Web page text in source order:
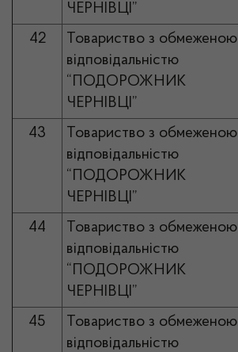
ЧЕРНІВЦІ”
42
Товариство з обмеженою
відповідальністю
“ПОДОРОЖНИК
ЧЕРНІВЦІ”
43
Товариство з обмеженою
відповідальністю
“ПОДОРОЖНИК
ЧЕРНІВЦІ”
44
Товариство з обмеженою
відповідальністю
“ПОДОРОЖНИК
ЧЕРНІВЦІ”
45
Товариство з обмеженою
відповідальністю